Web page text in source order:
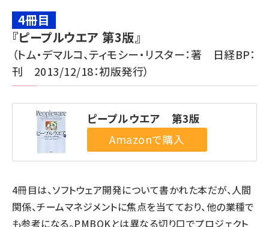
4冊目
『ピープルウエア 第3版』
（トム・デマルコ、ティモシー・リスター：著 日経BP：
刊 2013/12/18：初版発行）
ピープルウエア 第3版
4冊目は、ソフトウェア開発について書かれた本だが、人間
関係、チームマネジメントに焦点を当てており、他の業種で
も参考になる。PMBOKとは異なる切り口でプロジェクト